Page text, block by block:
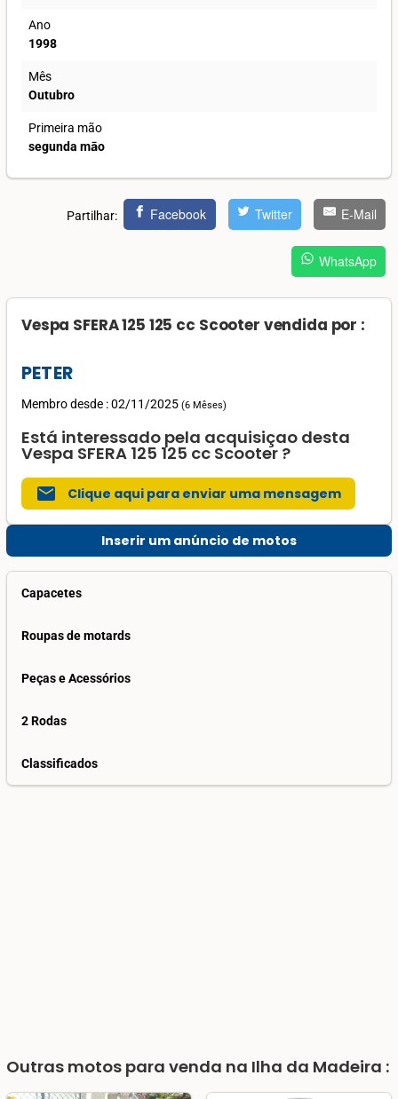
Ano
1998
Mês
Outubro
Primeira mão
segunda māo
Partilhar: Facebook Twitter E-Mail
WhatsApp
Vespa SFERA 125 125 cc Scooter vendida por :
PETER
Membro desde : 02/11/2025 (6 Mêses)
Está interessado pela acquisiçao desta
Vespa SFERA 125 125 cc Scooter ?
mail Clique aqui para enviar uma mensagem
Inserir um anúncio de motos
Capacetes
Roupas de motards
Peças e Acessórios
2 Rodas
Classificados
Outras motos para venda na Ilha da Madeira :